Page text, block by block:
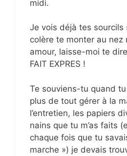
midi.
Je vois déjà tes sourcils
colère te monter au nez
amour, laisse-moi te dire
FAIT EXPRES !
Te souviens-tu quand tu
plus de tout gérer à la
l’entretien, les papiers
nains que tu m’as faits
chaque fois que tu
marche ») je devais